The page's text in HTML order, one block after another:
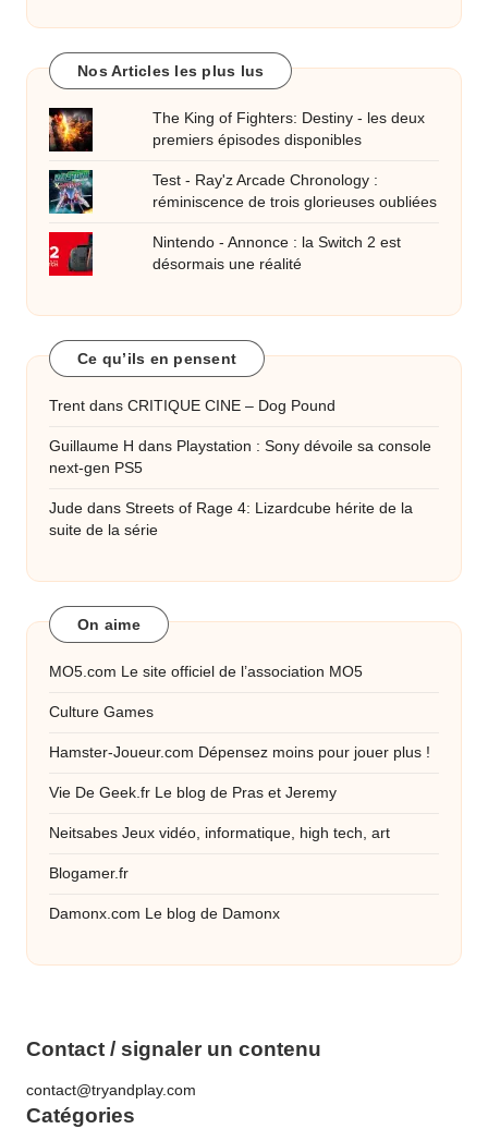
Nos Articles les plus lus
The King of Fighters: Destiny - les deux
premiers épisodes disponibles
Test - Ray'z Arcade Chronology :
réminiscence de trois glorieuses oubliées
Nintendo - Annonce : la Switch 2 est
désormais une réalité
Ce qu’ils en pensent
Trent dans CRITIQUE CINE – Dog Pound
Guillaume H dans Playstation : Sony dévoile sa console
next-gen PS5
Jude dans Streets of Rage 4: Lizardcube hérite de la
suite de la série
On aime
MO5.com Le site officiel de l’association MO5
Culture Games
Hamster-Joueur.com Dépensez moins pour jouer plus !
Vie De Geek.fr Le blog de Pras et Jeremy
Neitsabes Jeux vidéo, informatique, high tech, art
Blogamer.fr
Damonx.com Le blog de Damonx
Contact / signaler un contenu
contact@tryandplay.com
Catégories